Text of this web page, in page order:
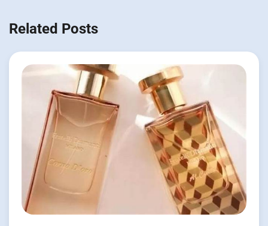
Related Posts